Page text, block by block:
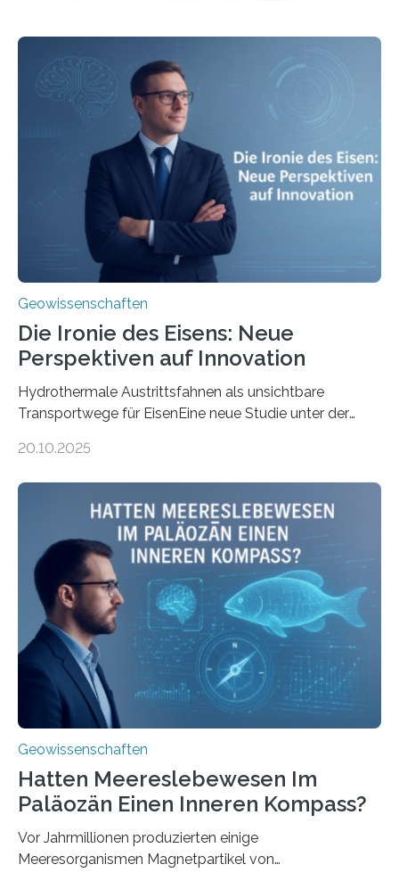
Geowissenschaften
Die Ironie des Eisens: Neue
Perspektiven auf Innovation
Hydrothermale Austrittsfahnen als unsichtbare
Transportwege für EisenEine neue Studie unter der
Umweltwissenschaften der Universität Bremen –
Meeresboden die Eisenverfügbarkeit und den globalen
Stoffkreislauf im Ozean prägen. Die Überblicksstudie
mit dem Titel „Iron’s Irony“ ist in Communications Earth
& Environment erschienen. Die Studie fasst bestehende
Forschungsergebnisse zusammen und interpretiert sie
neu, um zu erklären, wie Eisen, das aus hydrothermalen
Systemen freigesetzt wird, über ganze Ozeanbecken
transportiert werden kann. „Das…
20.10.2025
Geowissenschaften
Hatten Meereslebewesen Im
Paläozän Einen Inneren Kompass?
Vor Jahrmillionen produzierten einige
Meeresorganismen Magnetpartikel von